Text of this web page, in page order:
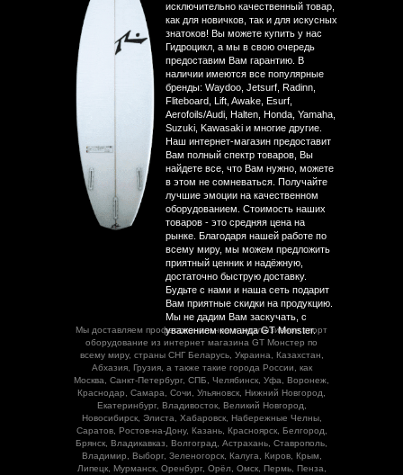
Мы доставляем профессиональное и эксклюзивное спорт
оборудование из интернет магазина GT Монстер по
всему миру, страны СНГ Беларусь, Украина, Казахстан,
Абхазия, Грузия, а также такие города России, как
Москва, Санкт-Петербург, СПБ, Челябинск, Уфа, Воронеж,
Краснодар, Самара, Сочи, Ульяновск, Нижний Новгород,
Екатеринбург, Владивосток, Великий Новгород,
Новосибирск, Элиста, Хабаровск, Набережные Челны,
Саратов, Ростов-на-Дону, Казань, Красноярск, Белгород,
Брянск, Владикавказ, Волгоград, Астрахань, Ставрополь,
Владимир, Выборг, Зеленогорск, Калуга, Киров, Крым,
Липецк, Мурманск, Оренбург, Орёл, Омск, Пермь, Пенза,
исключительно качественный товар,
как для новичков, так и для искусных
знатоков! Вы можете купить у нас
Гидроцикл, а мы в свою очередь
предоставим Вам гарантию. В
наличии имеются все популярные
бренды: Waydoo, Jetsurf, Radinn,
Fliteboard, Lift, Awake, Esurf,
Aerofoils/Audi, Halten, Honda, Yamaha,
Suzuki, Kawasaki и многие другие.
Наш интернет-магазин предоставит
Вам полный спектр товаров, Вы
найдете все, что Вам нужно, можете
в этом не сомневаться. Получайте
лучшие эмоции на качественном
оборудованием. Стоимость наших
товаров - это средняя цена на
рынке. Благодаря нашей работе по
всему миру, мы можем предложить
приятный ценник и надёжную,
достаточно быструю доставку.
Будьте с нами и наша сеть подарит
Вам приятные скидки на продукцию.
Мы не дадим Вам заскучать, с
уважением команда GT Monster.